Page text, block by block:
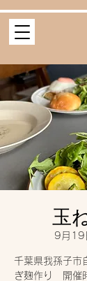
玉
9月19
千葉県我孫子
ぎ麹作り 開催